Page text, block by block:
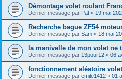
Démontage volet roulant
Dernier message par Pat « 19 mai
Recherche bague ZF54
Dernier message par Sam « 18 mai
la manivelle de mon volet ne
Dernier message par 13pour12 « 06
fonctionnement aléatoire
Dernier message par emile1412 « 01